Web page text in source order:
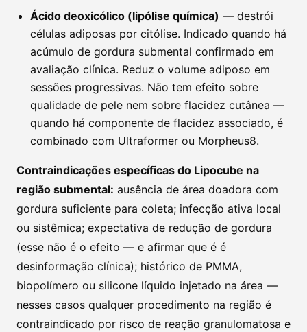
Ácido deoxicólico (lipólise química) — destrói
células adiposas por citólise. Indicado quando há
acúmulo de gordura submental confirmado em
avaliação clínica. Reduz o volume adiposo em
sessões progressivas. Não tem efeito sobre
qualidade de pele nem sobre flacidez cutânea —
quando há componente de flacidez associado, é
combinado com Ultraformer ou Morpheus8.
Contraindicações específicas do Lipocube na
região submental: ausência de área doadora com
gordura suficiente para coleta; infecção ativa local
ou sistêmica; expectativa de redução de gordura
(esse não é o efeito — e afirmar que é é
desinformação clínica); histórico de PMMA,
biopolímero ou silicone líquido injetado na área —
nesses casos qualquer procedimento na região é
contraindicado por risco de reação granulomatosa e